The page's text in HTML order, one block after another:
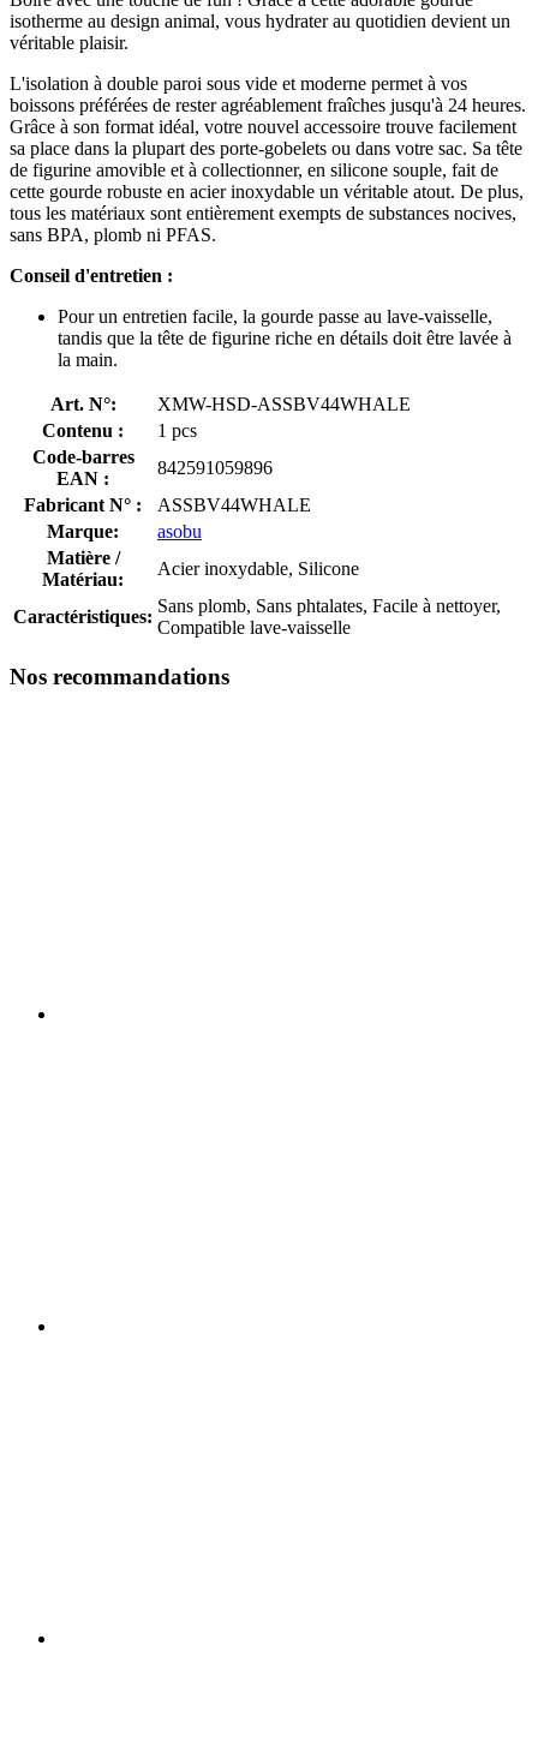
isotherme au design animal, vous hydrater au quotidien devient un
véritable plaisir.
L'isolation à double paroi sous vide et moderne permet à vos
boissons préférées de rester agréablement fraîches jusqu'à 24 heures.
Grâce à son format idéal, votre nouvel accessoire trouve facilement
sa place dans la plupart des porte-gobelets ou dans votre sac. Sa tête
de figurine amovible et à collectionner, en silicone souple, fait de
cette gourde robuste en acier inoxydable un véritable atout. De plus,
tous les matériaux sont entièrement exempts de substances nocives,
sans BPA, plomb ni PFAS.
Conseil d'entretien :
Pour un entretien facile, la gourde passe au lave-vaisselle,
tandis que la tête de figurine riche en détails doit être lavée à
la main.
Art. N°:
XMW-HSD-ASSBV44WHALE
Contenu :
1 pcs
Code-barres
EAN :
842591059896
Fabricant N° :
ASSBV44WHALE
Marque:
asobu
Matière /
Matériau:
Acier inoxydable, Silicone
Caractéristiques:
Sans plomb, Sans phtalates, Facile à nettoyer,
Compatible lave-vaisselle
Nos recommandations